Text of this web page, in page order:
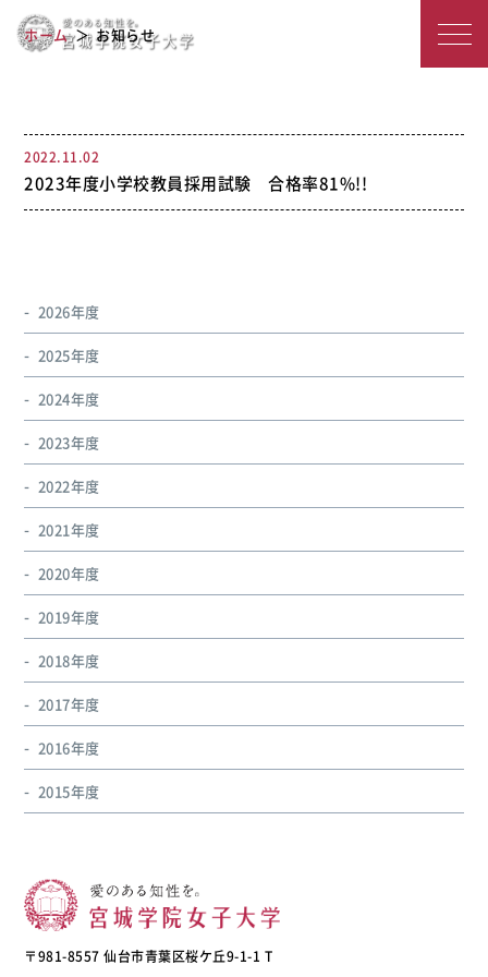
女
学
2022年度のアーカイブ
ホーム お知らせ
2022.11.02
2023年度小学校教員採用試験 合格率81%!!
2026年度
2025年度
2024年度
2023年度
2022年度
2021年度
2020年度
2019年度
2018年度
2017年度
2016年度
2015年度
〒981-8557 仙台市青葉区桜ケ丘9-1-1 T